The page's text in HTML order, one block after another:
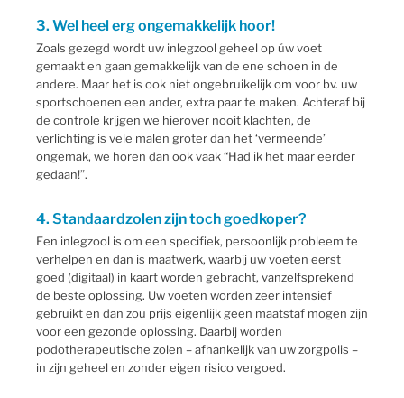
3. Wel heel erg ongemakkelijk hoor!
Zoals gezegd wordt uw inlegzool geheel op úw voet
gemaakt en gaan gemakkelijk van de ene schoen in de
andere. Maar het is ook niet ongebruikelijk om voor bv. uw
sportschoenen een ander, extra paar te maken. Achteraf bij
de controle krijgen we hierover nooit klachten, de
verlichting is vele malen groter dan het ‘vermeende’
ongemak, we horen dan ook vaak “Had ik het maar eerder
gedaan!”.
4. Standaardzolen zijn toch goedkoper?
Een inlegzool is om een specifiek, persoonlijk probleem te
verhelpen en dan is maatwerk, waarbij uw voeten eerst
goed (digitaal) in kaart worden gebracht, vanzelfsprekend
de beste oplossing. Uw voeten worden zeer intensief
gebruikt en dan zou prijs eigenlijk geen maatstaf mogen zijn
voor een gezonde oplossing. Daarbij worden
podotherapeutische zolen – afhankelijk van uw zorgpolis –
in zijn geheel en zonder eigen risico vergoed.